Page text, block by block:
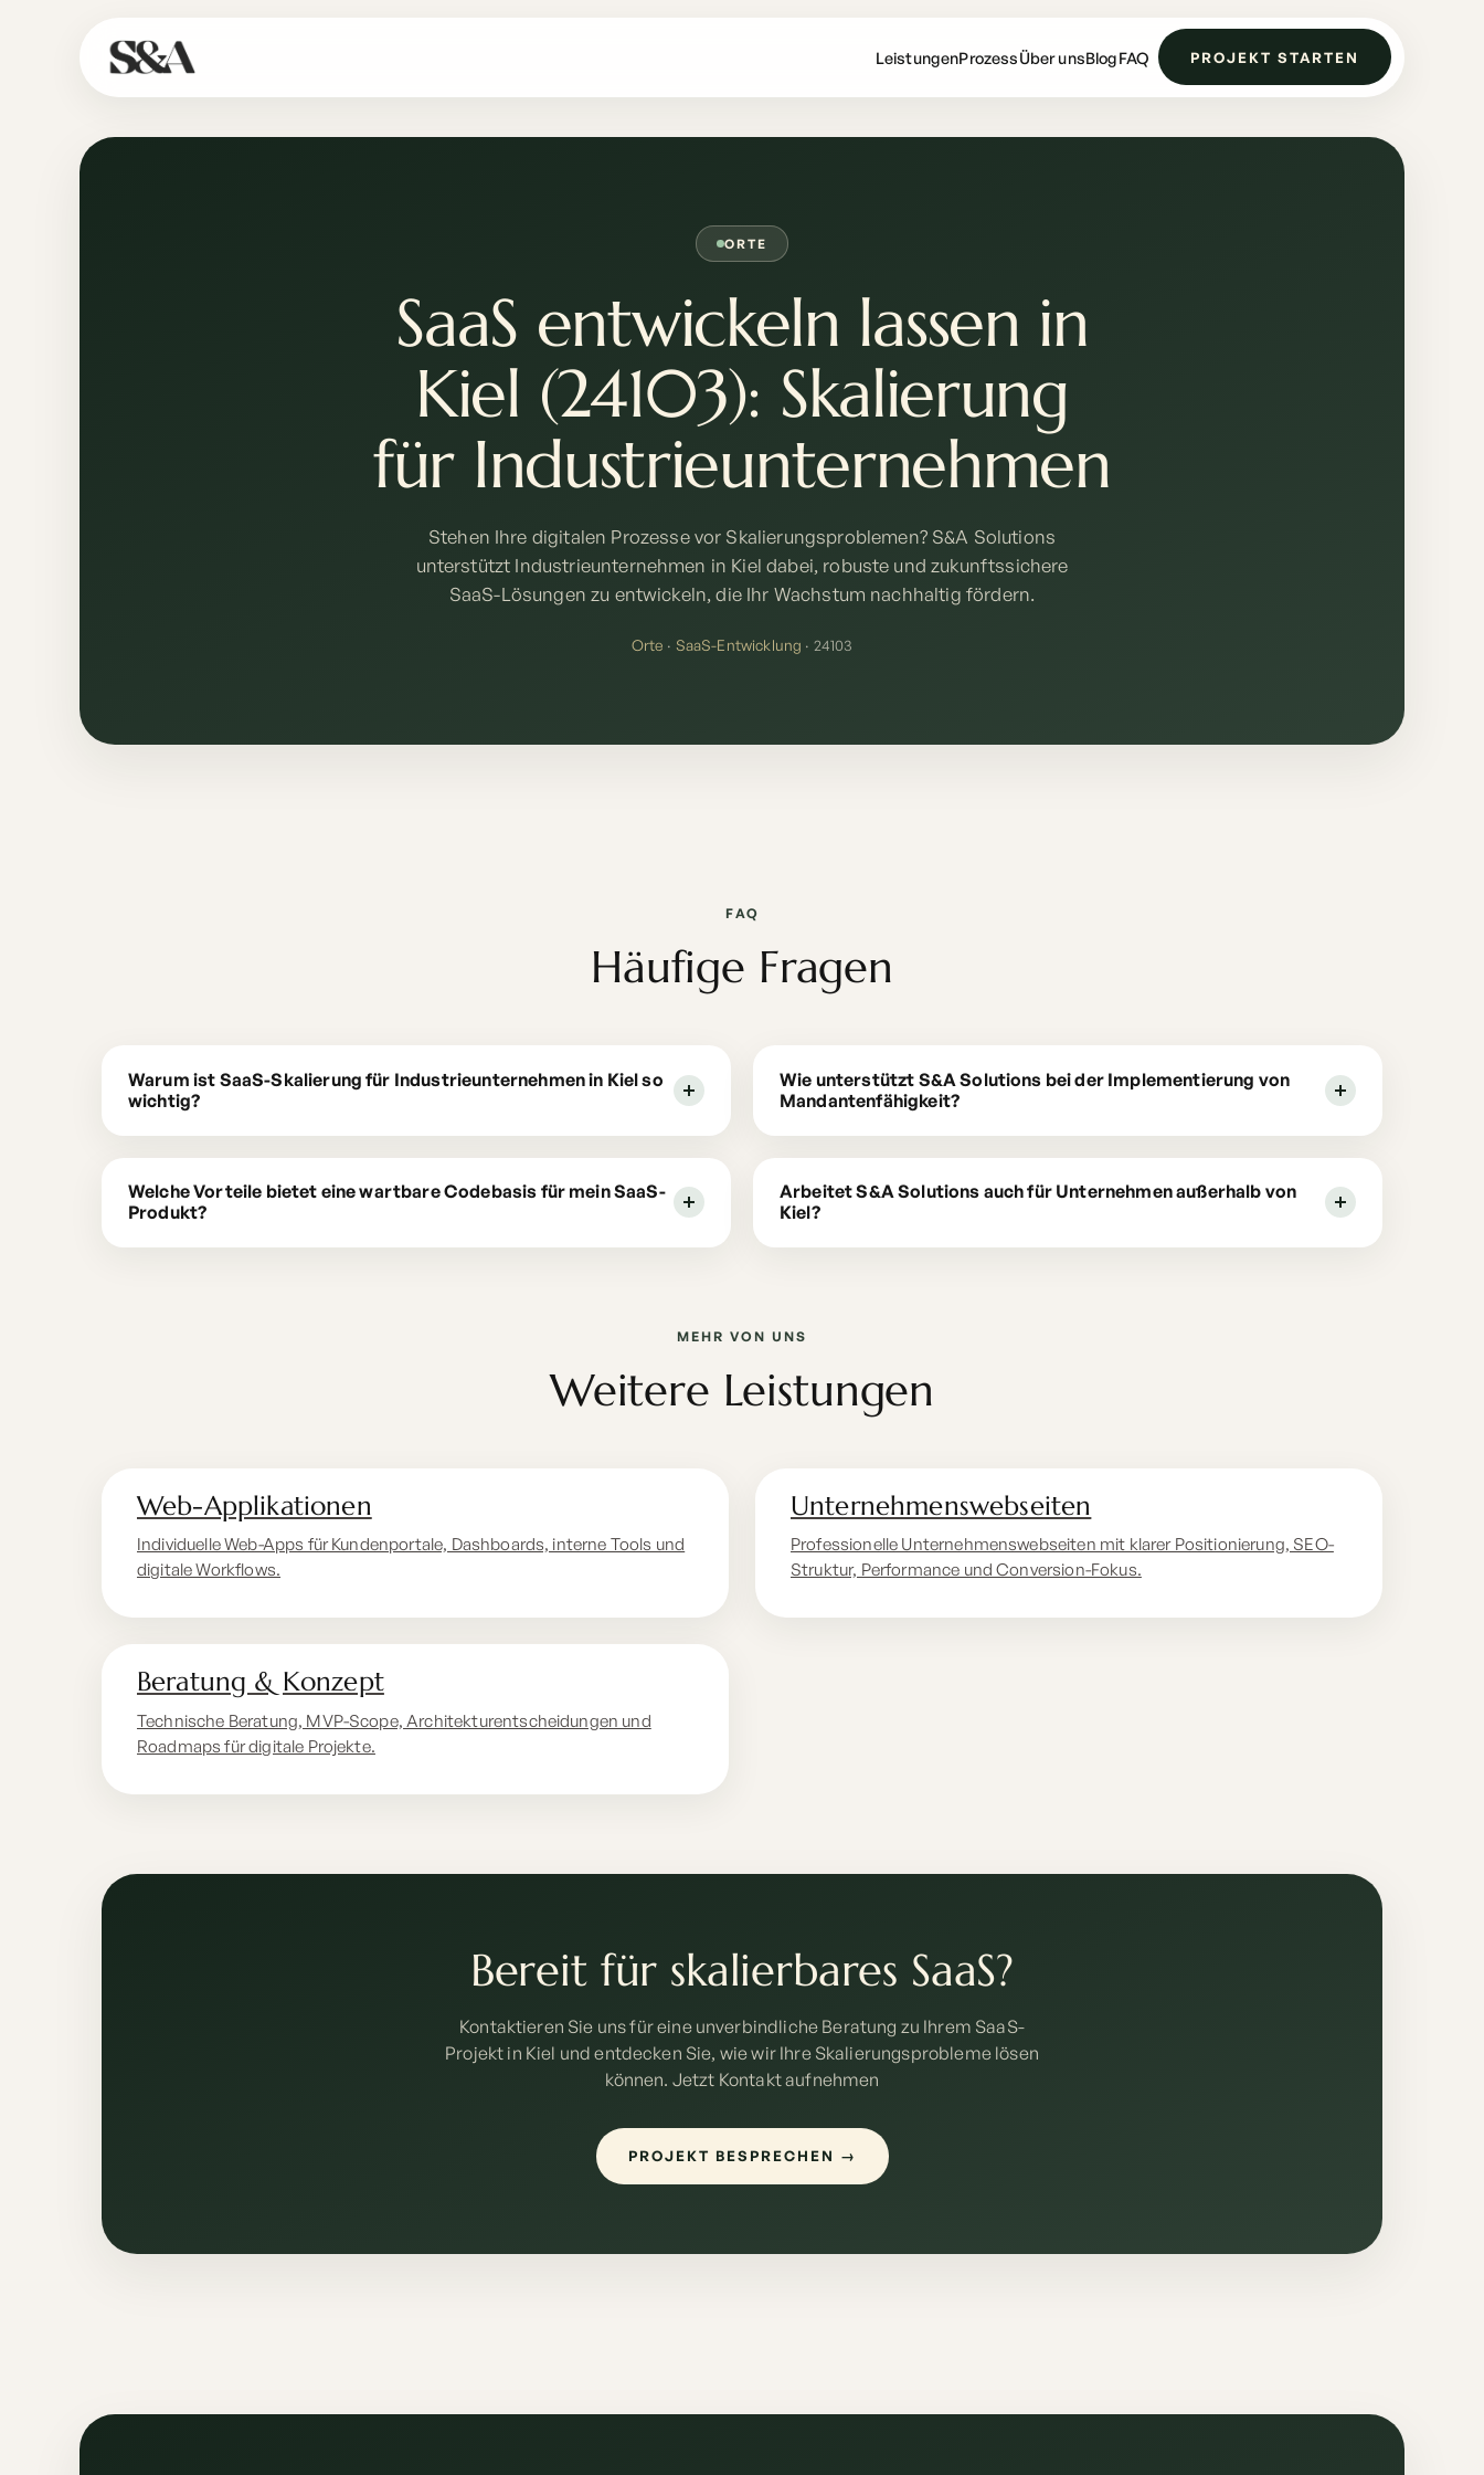
LeistungenProzessÜber unsBlogFAQ PROJEKT STARTEN
ORTE
SaaS entwickeln lassen in
Kiel (24103): Skalierung
für Industrieunternehmen
Stehen Ihre digitalen Prozesse vor Skalierungsproblemen? S&A Solutions
unterstützt Industrieunternehmen in Kiel dabei, robuste und zukunftssichere
SaaS-Lösungen zu entwickeln, die Ihr Wachstum nachhaltig fördern.
Orte · SaaS-Entwicklung · 24103
FAQ
Häufige Fragen
Warum ist SaaS-Skalierung für Industrieunternehmen in Kiel so
wichtig?
Wie unterstützt S&A Solutions bei der Implementierung von
Mandantenfähigkeit?
Welche Vorteile bietet eine wartbare Codebasis für mein SaaS-
Produkt?
Arbeitet S&A Solutions auch für Unternehmen außerhalb von
Kiel?
MEHR VON UNS
Weitere Leistungen
Web-Applikationen
Individuelle Web-Apps für Kundenportale, Dashboards, interne Tools und
digitale Workflows.
Unternehmenswebseiten
Professionelle Unternehmenswebseiten mit klarer Positionierung, SEO-
Struktur, Performance und Conversion-Fokus.
Beratung & Konzept
Technische Beratung, MVP-Scope, Architekturentscheidungen und
Roadmaps für digitale Projekte.
Bereit für skalierbares SaaS?
Kontaktieren Sie uns für eine unverbindliche Beratung zu Ihrem SaaS-
Projekt in Kiel und entdecken Sie, wie wir Ihre Skalierungsprobleme lösen
können. Jetzt Kontakt aufnehmen
PROJEKT BESPRECHEN →